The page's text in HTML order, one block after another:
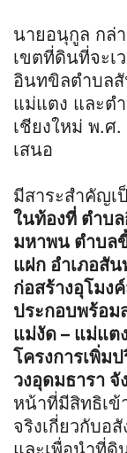
นายอนุกูล กล่
เขตที่ดินที่จะเ
อินทขิลตำบล
แม่แตง และต
เชียงใหม่ พ.ศ
เสนอ
มีสาระสำคัญเ
ในท้องที่ ตำบ
มหาพน ตำบล
แฝก อำเภอสัน
ก่อสร้างอุโมง
ประกอบพร้อม
แม่งัด – แม่แต
โครงการเพิ่ม
วงอุดมธารา จั
หน้าที่มีสิทธิเข้
จริงเกี่ยวกับอ